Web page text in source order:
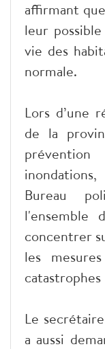
affirmant
leur
vie des
normale.
Lors d’une
de la
Bureau
l'ensemble
concentrer
les
Le
a aussi